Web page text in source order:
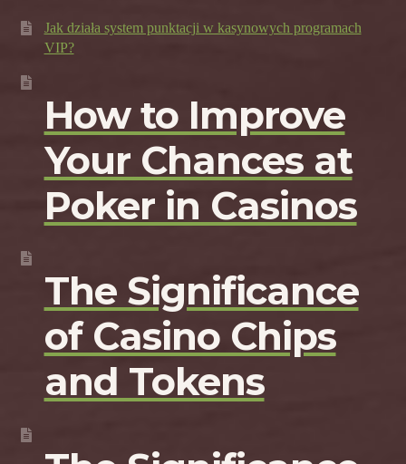
Jak działa system punktacji w kasynowych programach
VIP?
How to Improve
Your Chances at
Poker in Casinos
The Significance
of Casino Chips
and Tokens